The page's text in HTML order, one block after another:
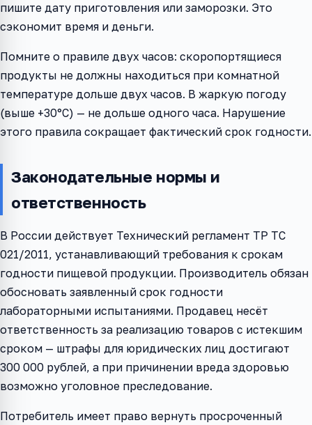
пишите дату приготовления или заморозки. Это
сэкономит время и деньги.
Помните о правиле двух часов: скоропортящиеся
продукты не должны находиться при комнатной
температуре дольше двух часов. В жаркую погоду
(выше +30°C) — не дольше одного часа. Нарушение
этого правила сокращает фактический срок годности.
Законодательные нормы и
ответственность
В России действует Технический регламент ТР ТС
021/2011, устанавливающий требования к срокам
годности пищевой продукции. Производитель обязан
обосновать заявленный срок годности
лабораторными испытаниями. Продавец несёт
ответственность за реализацию товаров с истекшим
сроком — штрафы для юридических лиц достигают
300 000 рублей, а при причинении вреда здоровью
возможно уголовное преследование.
Потребитель имеет право вернуть просроченный